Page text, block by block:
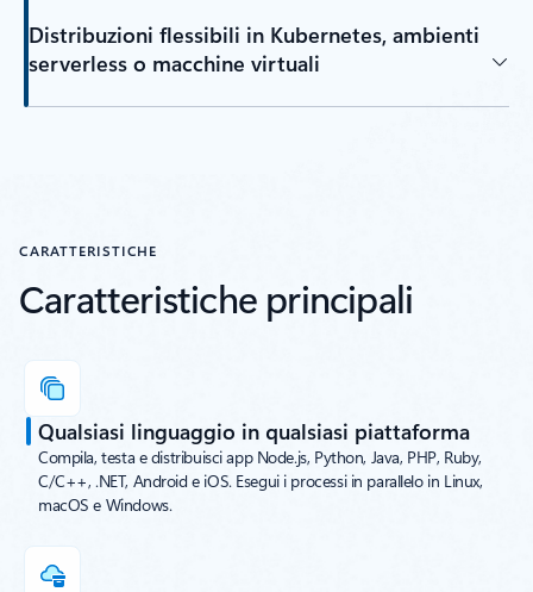
Distribuzioni flessibili in Kubernetes, ambienti
serverless o macchine virtuali
CARATTERISTICHE
Caratteristiche principali
Qualsiasi linguaggio in qualsiasi piattaforma
Compila, testa e distribuisci app Node.js, Python, Java, PHP, Ruby,
C/C++, .NET, Android e iOS. Esegui i processi in parallelo in Linux,
macOS e Windows.